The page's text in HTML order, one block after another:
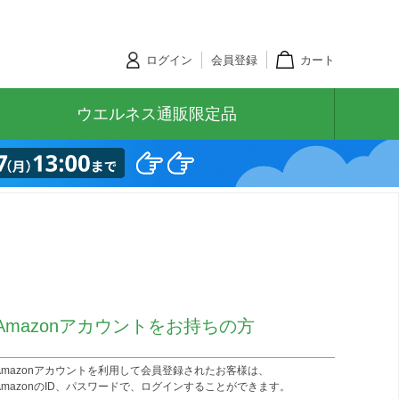
ログイン 会員登録 カート
ウエルネス通販限定品
アカウントをお持ちの方
アカウントを利用して会員登録されたお客様は、
のID、パスワードで、ログインすることができます。